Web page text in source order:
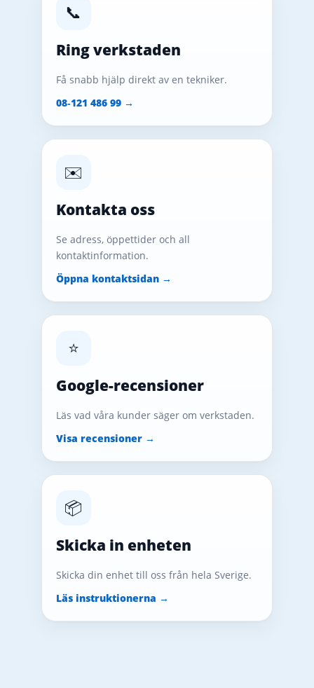
📞
Ring verkstaden
Få snabb hjälp direkt av en tekniker.
08‑121 486 99 →
✉️
Kontakta oss
Se adress, öppettider och all
kontaktinformation.
Öppna kontaktsidan →
⭐
Google-recensioner
Läs vad våra kunder säger om verkstaden.
Visa recensioner →
📦
Skicka in enheten
Skicka din enhet till oss från hela Sverige.
Läs instruktionerna →